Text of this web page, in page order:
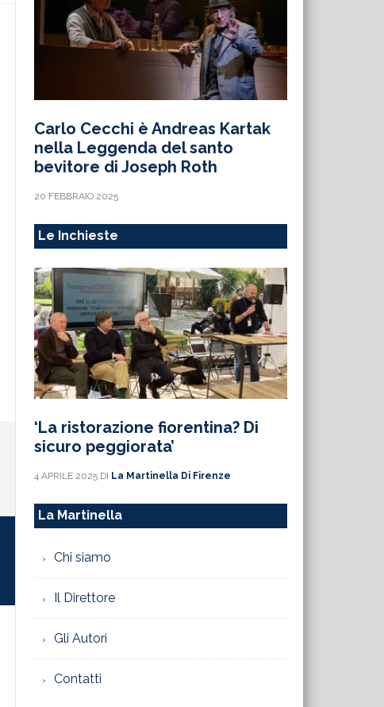
Carlo Cecchi è Andreas Kartak
nella Leggenda del santo
bevitore di Joseph Roth
20 FEBBRAIO 2025
Le Inchieste
‘La ristorazione fiorentina? Di
sicuro peggiorata’
4 APRILE 2025 DI La Martinella Di Firenze
La Martinella
Chi siamo
Il Direttore
Gli Autori
Contatti